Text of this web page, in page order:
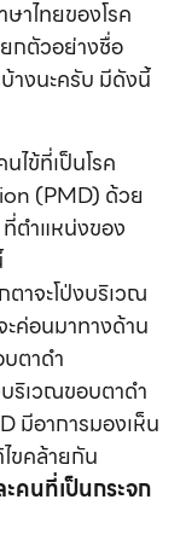
าไทยของโรค
กตัวอย่างชื่อ
างนะครับ มีดังนี้
ไข้ที่เป็นโรค
(PMD) ด้วย
ตำแหน่งของ
าจะโป่งบริเวณ
ค่อนมาทางด้าน
ตาดำ
ริเวณขอบตาดำ
มีอาการมองเห็น
ขคล้ายกัน
คนที่เป็นกระจก